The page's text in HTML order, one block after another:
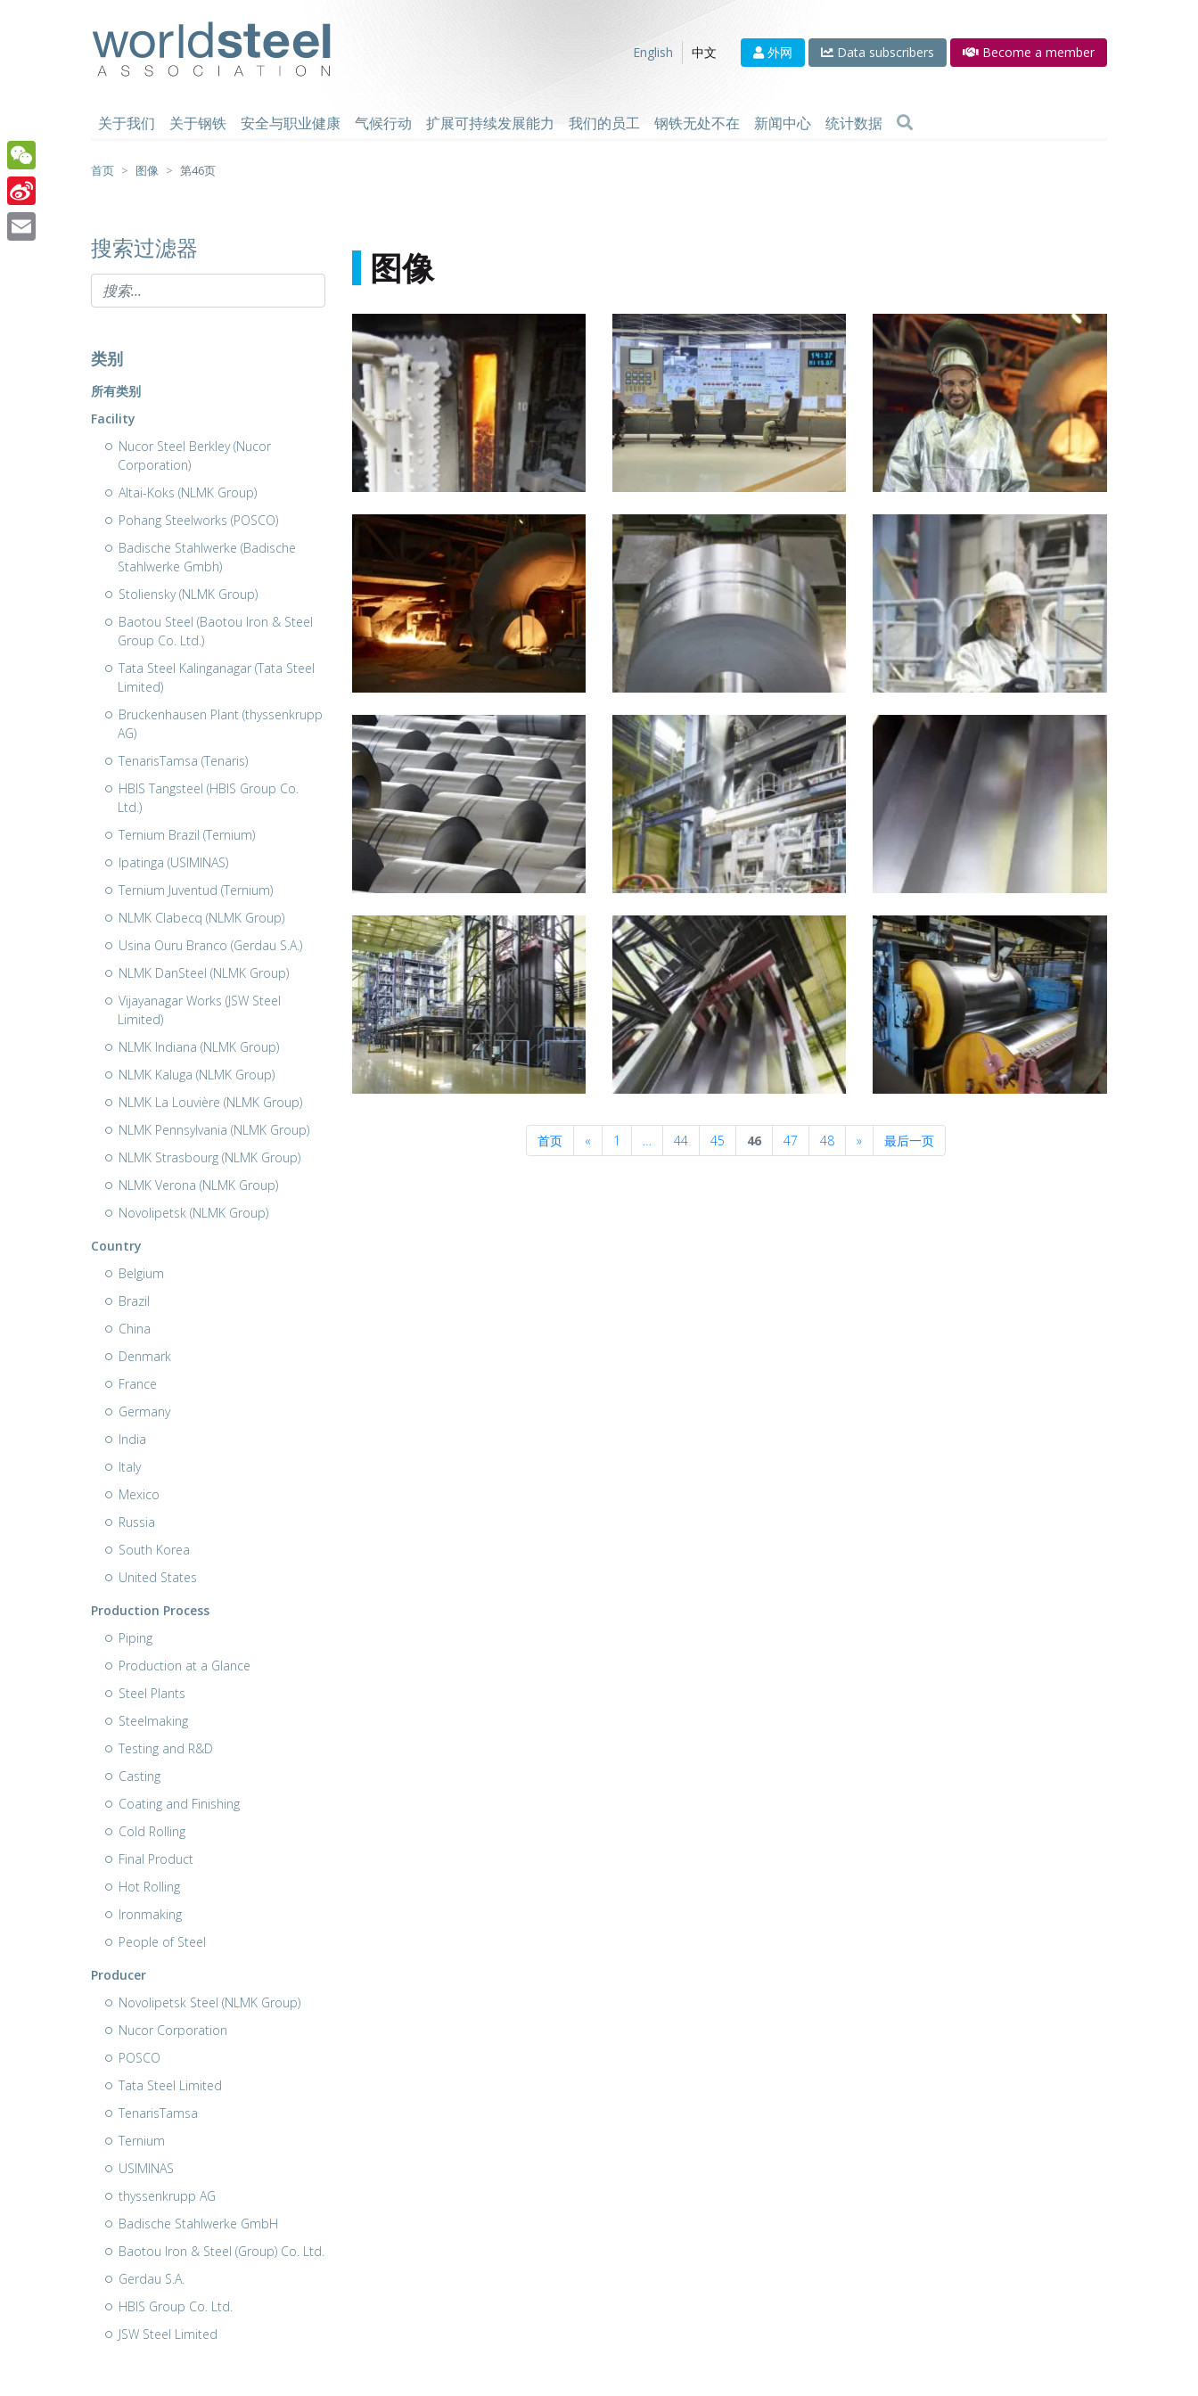
English
中文 外网 Data subscribers Become a member
关于我们 关于钢铁 安全与职业健康 气候行动 扩展可持续发展能力 我们的员工 钢铁无处不在 新闻中心 统计数据
首页 图像 第46页
搜索过滤器
类别
所有类别
Facility
Nucor Steel Berkley (Nucor
Corporation)
Altai-Koks (NLMK Group)
Pohang Steelworks (POSCO)
Badische Stahlwerke (Badische
Stahlwerke Gmbh)
Stoliensky (NLMK Group)
Baotou Steel (Baotou Iron & Steel
Group Co. Ltd.)
Tata Steel Kalinganagar (Tata Steel
Limited)
Bruckenhausen Plant (thyssenkrupp
AG)
TenarisTamsa (Tenaris)
HBIS Tangsteel (HBIS Group Co.
Ltd.)
Ternium Brazil (Ternium)
Ipatinga (USIMINAS)
Ternium Juventud (Ternium)
NLMK Clabecq (NLMK Group)
Usina Ouru Branco (Gerdau S.A.)
NLMK DanSteel (NLMK Group)
Vijayanagar Works (JSW Steel
Limited)
NLMK Indiana (NLMK Group)
NLMK Kaluga (NLMK Group)
NLMK La Louvière (NLMK Group)
NLMK Pennsylvania (NLMK Group)
NLMK Strasbourg (NLMK Group)
NLMK Verona (NLMK Group)
Novolipetsk (NLMK Group)
Country
Belgium
Brazil
China
Denmark
France
Germany
India
Italy
Mexico
Russia
South Korea
United States
Production Process
Piping
Production at a Glance
Steel Plants
Steelmaking
Testing and R&D
Casting
Coating and Finishing
Cold Rolling
Final Product
Hot Rolling
Ironmaking
People of Steel
Producer
Novolipetsk Steel (NLMK Group)
Nucor Corporation
POSCO
Tata Steel Limited
TenarisTamsa
Ternium
USIMINAS
thyssenkrupp AG
Badische Stahlwerke GmbH
Baotou Iron & Steel (Group) Co. Ltd.
Gerdau S.A.
HBIS Group Co. Ltd.
JSW Steel Limited
图像
首页 « Previous
1 … 44 45 46 47 48 »Next最后一页
WeChat
Sina